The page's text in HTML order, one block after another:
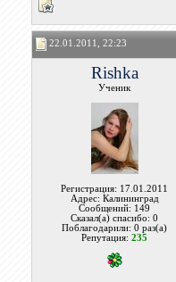
22.01.2011, 22:23
Rishka
Ученик
Регистрация: 17.01.2011
Адрес: Калининград
Сообщений: 149
Сказал(а) спасибо: 0
Поблагодарили: 0 раз(а)
Репутация:235